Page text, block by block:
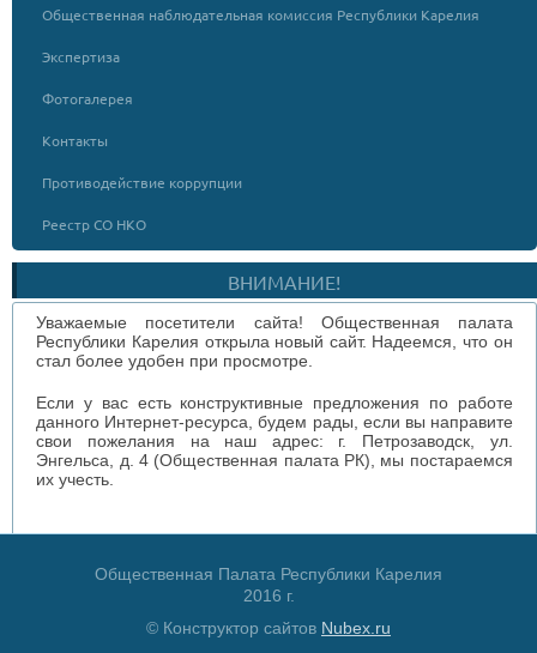
Общественная наблюдательная комиссия Республики Карелия
Экспертиза
Фотогалерея
Контакты
Противодействие коррупции
Реестр СО НКО
ВНИМАНИЕ!
Уважаемые посетители сайта! Общественная палата
Республики Карелия открыла новый сайт. Надеемся, что он
стал более удобен при просмотре.
Если у вас есть конструктивные предложения по работе
данного Интернет-ресурса, будем рады, если вы направите
свои пожелания на наш адрес: г. Петрозаводск, ул.
Энгельса, д. 4 (Общественная палата РК), мы постараемся
их учесть.
Общественная Палата Республики Карелия
2016 г.
© Конструктор сайтов Nubex.ru